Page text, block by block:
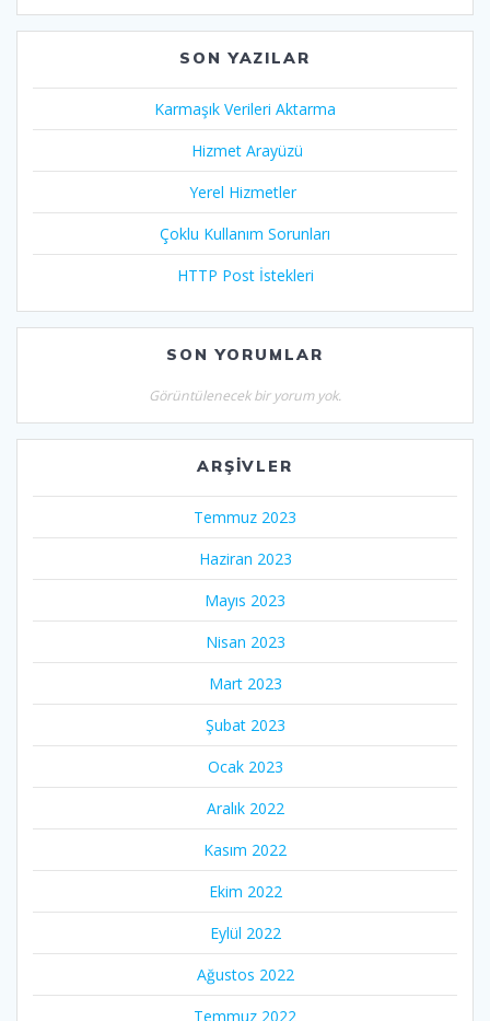
SON YAZILAR
Karmaşık Verileri Aktarma
Hizmet Arayüzü
Yerel Hizmetler
Çoklu Kullanım Sorunları
HTTP Post İstekleri
SON YORUMLAR
Görüntülenecek bir yorum yok.
ARŞIVLER
Temmuz 2023
Haziran 2023
Mayıs 2023
Nisan 2023
Mart 2023
Şubat 2023
Ocak 2023
Aralık 2022
Kasım 2022
Ekim 2022
Eylül 2022
Ağustos 2022
Temmuz 2022